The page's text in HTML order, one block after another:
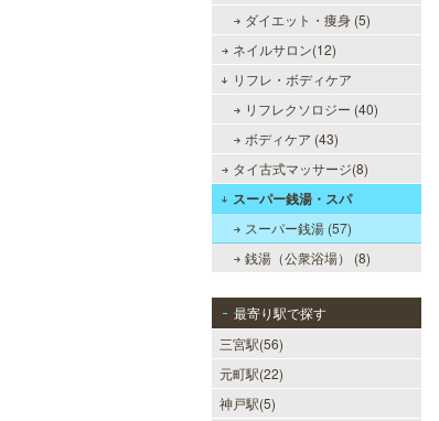
ダイエット・痩身 (5)
ネイルサロン(12)
リフレ・ボディケア
リフレクソロジー (40)
ボディケア (43)
タイ古式マッサージ(8)
スーパー銭湯・スパ
スーパー銭湯 (57)
銭湯（公衆浴場） (8)
最寄り駅で探す
三宮駅(56)
元町駅(22)
神戸駅(5)